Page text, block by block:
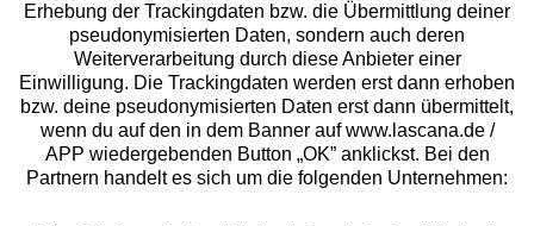
Über uns
Rechtliches
Erhebung der Trackingdaten bzw. die Übermittlung deiner
pseudonymisierten Daten, sondern auch deren
Weiterverarbeitung durch diese Anbieter einer
Einwilligung. Die Trackingdaten werden erst dann erhoben
bzw. deine pseudonymisierten Daten erst dann übermittelt,
wenn du auf den in dem Banner auf www.lascana.de /
APP wiedergebenden Button „OK” anklickst. Bei den
Partnern handelt es sich um die folgenden Unternehmen: